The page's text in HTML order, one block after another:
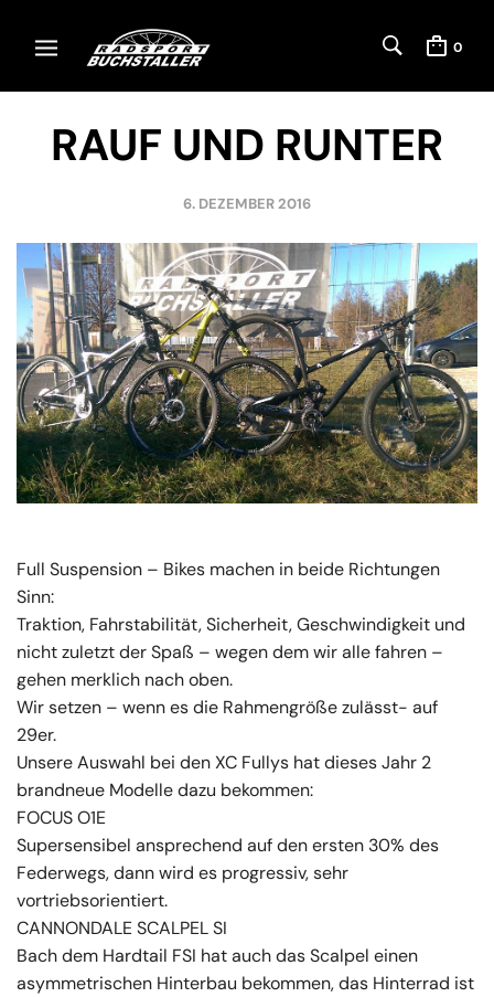
0
RAUF UND RUNTER
6. DEZEMBER 2016
Full Suspension – Bikes machen in beide Richtungen
Sinn:
Traktion, Fahrstabilität, Sicherheit, Geschwindigkeit und
nicht zuletzt der Spaß – wegen dem wir alle fahren –
gehen merklich nach oben.
Wir setzen – wenn es die Rahmengröße zulässt- auf
29er.
Unsere Auswahl bei den XC Fullys hat dieses Jahr 2
brandneue Modelle dazu bekommen:
FOCUS O1E
Supersensibel ansprechend auf den ersten 30% des
Federwegs, dann wird es progressiv, sehr
vortriebsorientiert.
CANNONDALE SCALPEL SI
Bach dem Hardtail FSI hat auch das Scalpel einen
asymmetrischen Hinterbau bekommen, das Hinterrad ist